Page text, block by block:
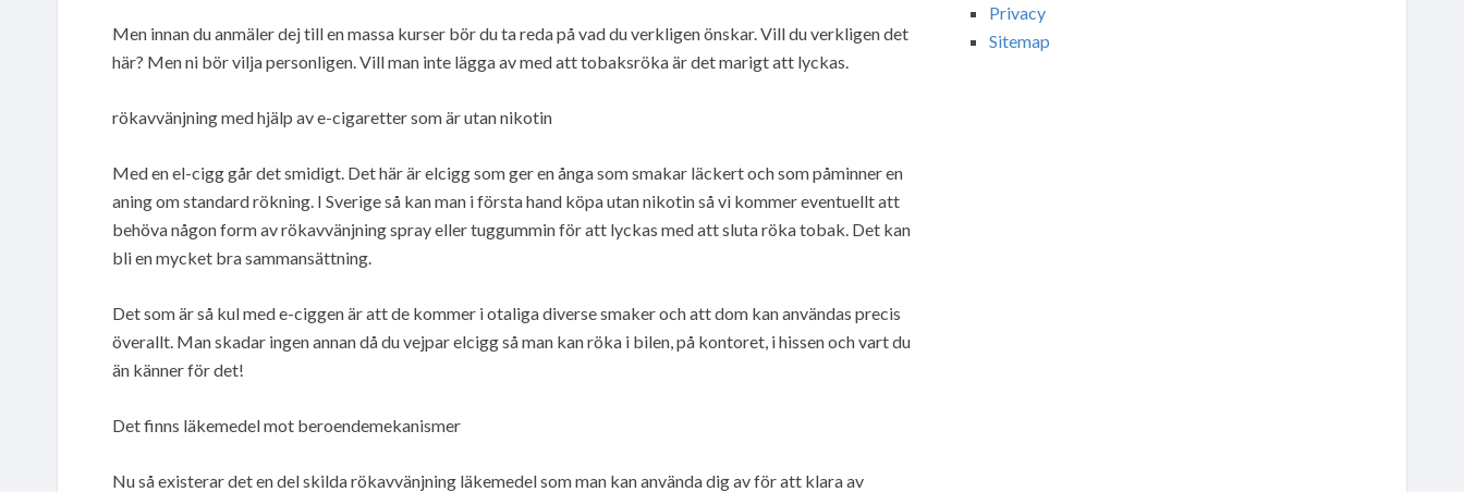
Men innan du anmäler dej till en massa kurser bör du ta reda på vad du verkligen önskar. Vill du verkligen det
här? Men ni bör vilja personligen. Vill man inte lägga av med att tobaksröka är det marigt att lyckas.
rökavvänjning med hjälp av e-cigaretter som är utan nikotin
Med en el-cigg går det smidigt. Det här är elcigg som ger en ånga som smakar läckert och som påminner en
aning om standard rökning. I Sverige så kan man i första hand köpa utan nikotin så vi kommer eventuellt att
behöva någon form av rökavvänjning spray eller tuggummin för att lyckas med att sluta röka tobak. Det kan
bli en mycket bra sammansättning.
Det som är så kul med e-ciggen är att de kommer i otaliga diverse smaker och att dom kan användas precis
överallt. Man skadar ingen annan då du vejpar elcigg så man kan röka i bilen, på kontoret, i hissen och vart du
än känner för det!
Det finns läkemedel mot beroendemekanismer
Nu så existerar det en del skilda rökavvänjning läkemedel som man kan använda dig av för att klara av
Privacy
Sitemap